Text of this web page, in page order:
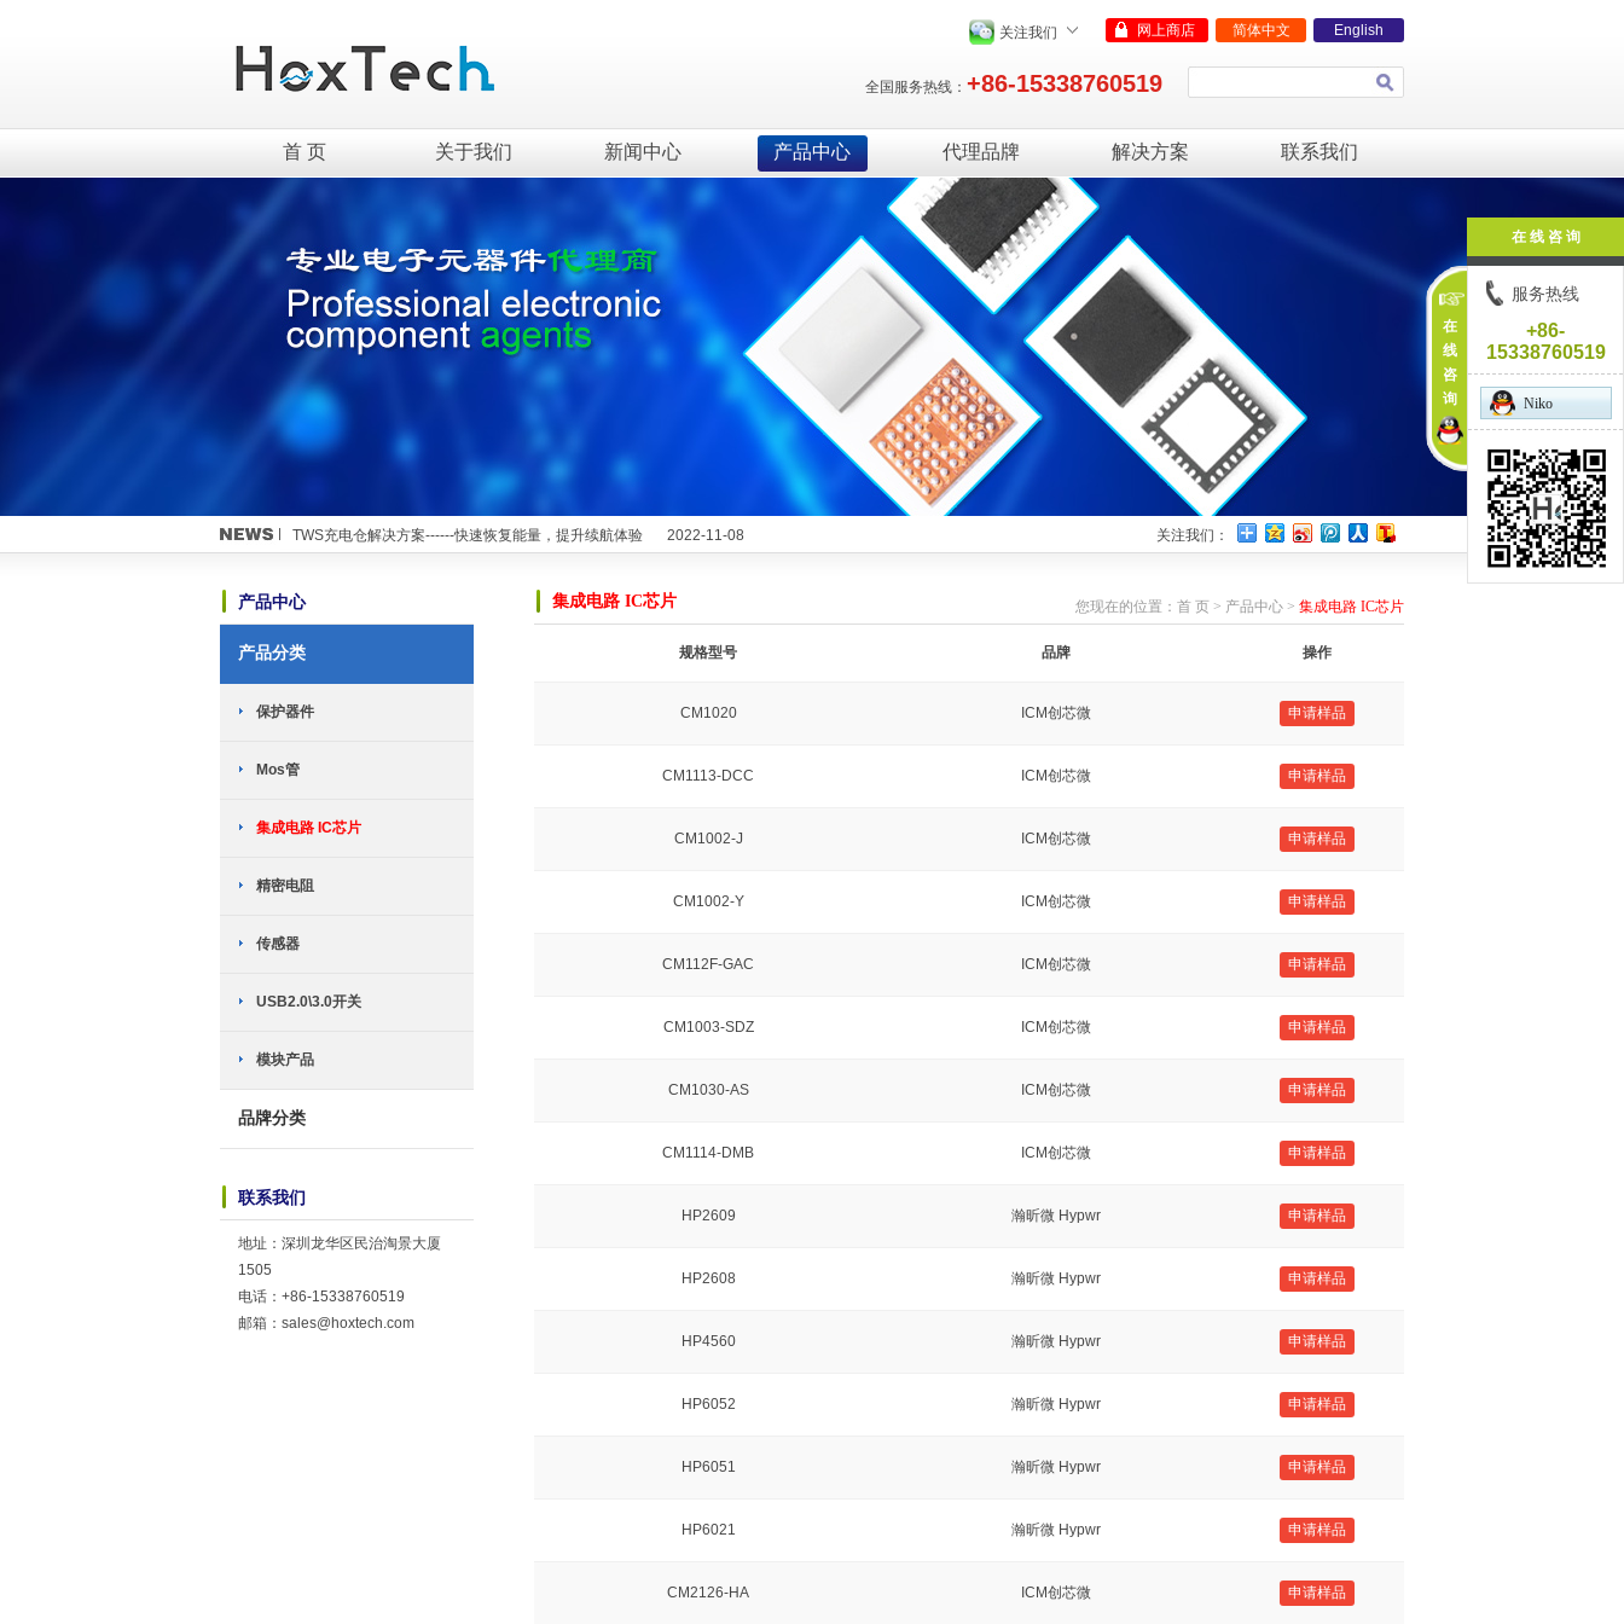
关注我们 网上商店 简体中文 English
全国服务热线： +86-15338760519
首 页 关于我们 新闻中心 产品中心 代理品牌 解决方案 联系我们
TWS充电仓解决方案------快速恢复能量，提升续航体验
2022-11-08
恭喜赫兴科与上海晟矽微电子股份有限公司的MCU产品达成战略合作
TWS耳机专用：劲芯微推出两款SoC无线充电接收方案
2019-04-22
恭喜赫兴科与台湾迅杰（ENE）达成战略合作
新网站全新上线
恭喜赫兴科与MST美加的霍尔传感器产品达成战略合作
2021-08-08
恭喜赫兴科与上海晟矽微电子股份有限公司的MCU产品达成战略合作
恭喜赫兴科与台湾迅杰（ENE）达成战略合作
2018-11-15
关注我们：
产品中心
产品分类
保护器件
Mos管
集成电路 IC芯片
精密电阻
传感器
USB2.0\3.0开关
模块产品
品牌分类
联系我们
地址：深圳龙华区民治淘景大厦
1505
电话：+86-15338760519
邮箱：sales@hoxtech.com
集成电路 IC芯片 您现在的位置： 首 页 > 产品中心 > 集成电路 IC芯片
规格型号 品牌 操作
CM1020 ICM创芯微 申请样品
CM1113-DCC ICM创芯微 申请样品
CM1002-J ICM创芯微 申请样品
CM1002-Y ICM创芯微 申请样品
CM112F-GAC ICM创芯微 申请样品
CM1003-SDZ ICM创芯微 申请样品
CM1030-AS ICM创芯微 申请样品
CM1114-DMB ICM创芯微 申请样品
HP2609 瀚昕微 Hypwr 申请样品
HP2608 瀚昕微 Hypwr 申请样品
HP4560 瀚昕微 Hypwr 申请样品
HP6052 瀚昕微 Hypwr 申请样品
HP6051 瀚昕微 Hypwr 申请样品
HP6021 瀚昕微 Hypwr 申请样品
CM2126-HA ICM创芯微 申请样品
在 线 咨 询
在
线
咨
询
服务热线
+86-
15338760519
Niko